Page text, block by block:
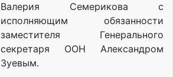
Валерия Семерикова с
исполняющим обязанности
заместителя Генерального
секретаря ООН Александром
Зуевым.